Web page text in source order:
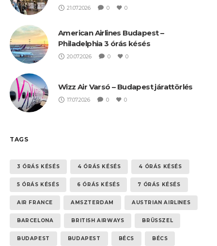
21.07.2026 0 0
American Airlines Budapest –
Philadelphia 3 órás késés
20.07.2026 0 0
Wizz Air Varsó – Budapest járattörlés
17.07.2026 0 0
TAGS
3 ÓRÁS KÉSÉS 4 ÓRÁS KÉSÉS 4 ÓRÁS KÉSÉS
5 ÓRÁS KÉSÉS 6 ÓRÁS KÉSÉS 7 ÓRÁS KÉSÉS
AIR FRANCE AMSZTERDAM AUSTRIAN AIRLINES
BARCELONA BRITISH AIRWAYS BRÜSSZEL
BUDAPEST BUDAPEST BÉCS BÉCS